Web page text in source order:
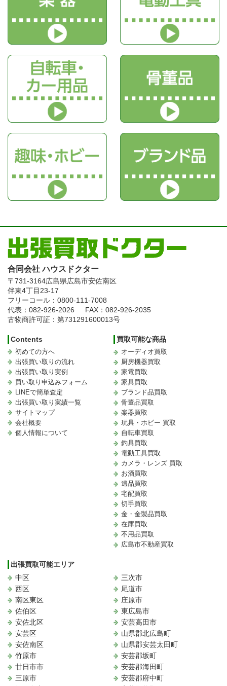
合同会社 ハウスドクター
〒731-3164広島県広島市安佐南区
伴東4丁目23-17
フリーコール：0800-111-7008
代表：082-926-2026
FAX：082-926-2035
古物商許可証：第731291600013号
Contents
初めての方へ
出張買い取りの流れ
出張買い取り実例
買い取り申込みフォーム
LINEで簡単査定
出張買い取り実績一覧
サイトマップ
会社概要
個人情報について
買取可能な商品
オーディオ買取
厨房機器買取
家電買取
家具買取
ブランド品買取
骨董品買取
楽器買取
玩具・ホビー 買取
自転車買取
釣具買取
電動工具買取
カメラ・レンズ 買取
お酒買取
遺品買取
宅配買取
切手買取
金・金製品買取
在庫買取
不用品買取
広島市不動産買取
出張買取可能エリア
中区
西区
南区東区
佐伯区
安佐北区
安芸区
安佐南区
竹原市
廿日市市
三原市
三次市
尾道市
庄原市
東広島市
安芸高田市
山県郡北広島町
山県郡安芸太田町
安芸郡坂町
安芸郡海田町
安芸郡府中町